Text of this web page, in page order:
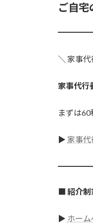
ご自
＼ 家事
家事代行
まずは
▶ 家事
■ 紹介制
▶ ホーム